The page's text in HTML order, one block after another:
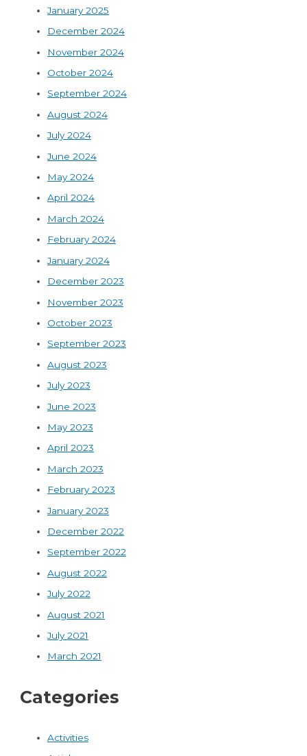
January 2025
December 2024
November 2024
October 2024
September 2024
August 2024
July 2024
June 2024
May 2024
April 2024
March 2024
February 2024
January 2024
December 2023
November 2023
October 2023
September 2023
August 2023
July 2023
June 2023
May 2023
April 2023
March 2023
February 2023
January 2023
December 2022
September 2022
August 2022
July 2022
August 2021
July 2021
March 2021
Categories
Activities